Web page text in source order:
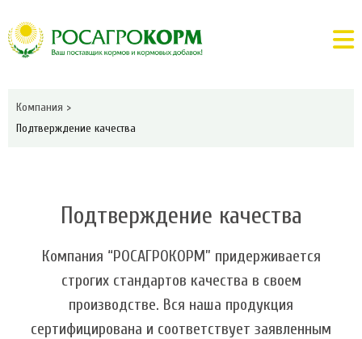
Компания >
Подтверждение качества
Подтверждение качества
Компания “РОСАГРОКОРМ” придерживается
строгих стандартов качества в своем
производстве. Вся наша продукция
сертифицирована и соответствует заявленным